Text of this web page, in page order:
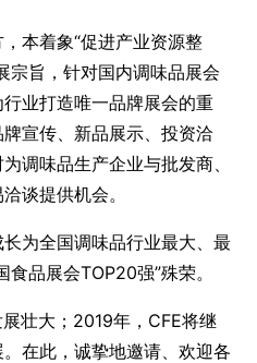
本着象“促进产业资源整
宗旨，针对国内调味品展会
业打造唯一品牌展会的重
宣传、新品展示、投资洽
调味品生产企业与批发商、
谈提供机会。
长为全国调味品行业最大、最
品展会TOP20强”殊荣。
壮大； 2019年，CFE将继
在此，诚挚地邀请、欢迎各